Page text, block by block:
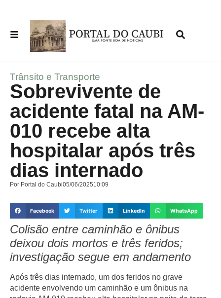
Trânsito e Transporte
Sobrevivente de
acidente fatal na AM-
010 recebe alta
hospitalar após três
dias internado
Por Portal do Caubi05/06/202510:09
Facebook Twitter LinkedIn WhatsApp
Colisão entre caminhão e ônibus
deixou dois mortos e três feridos;
investigação segue em andamento
Após três dias internado, um dos feridos no grave
acidente envolvendo um caminhão e um ônibus na